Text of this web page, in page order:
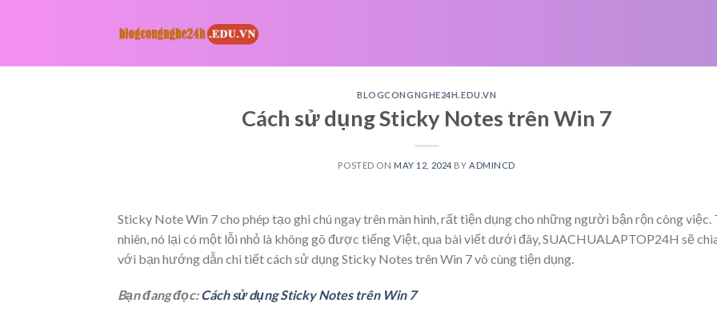
BLOGCONGNGHE24H.EDU.VN
Cách sử dụng Sticky Notes trên Win 7
POSTED ON MAY 12, 2024 BY ADMINCD
Sticky Note Win 7 cho phép tạo ghi chú ngay trên màn hình, rất tiện dụng cho những người bận rộn công việc.
nhiên, nó lại có một lỗi nhỏ là không gõ được tiếng Việt, qua bài viết dưới đây, SUACHUALAPTOP24H sẽ
với bạn hướng dẫn chi tiết cách sử dụng Sticky Notes trên Win 7 vô cùng tiện dụng.
Bạn đang đọc:Cách sử dụng Sticky Notes trên Win 7